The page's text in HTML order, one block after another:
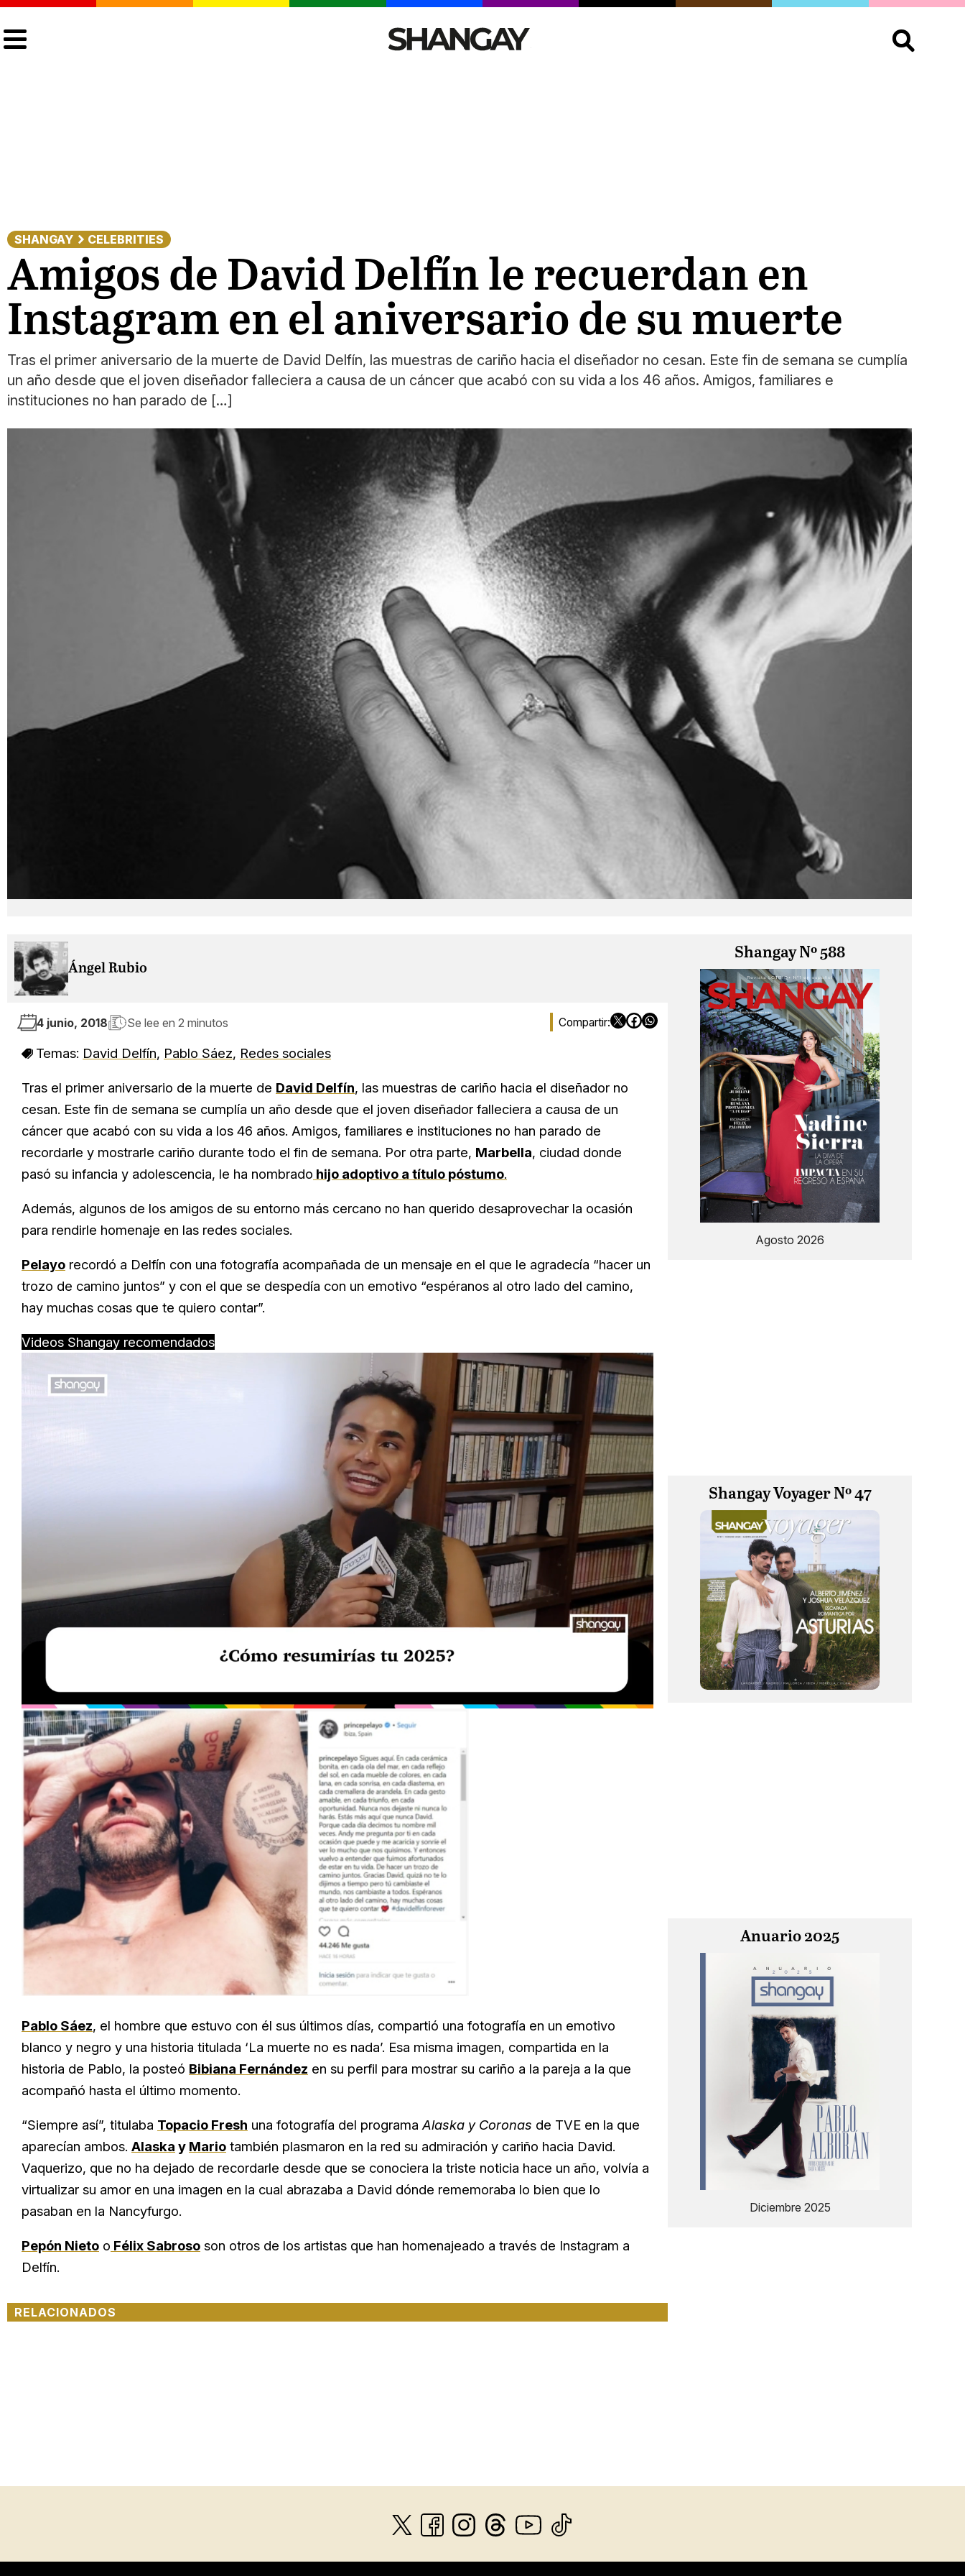
Buscar:
SHANGAY CELEBRITIES
Amigos de David Delfín le recuerdan en
Instagram en el aniversario de su muerte
Tras el primer aniversario de la muerte de David Delfín, las muestras de cariño hacia el diseñador no cesan. Este fin de semana se cumplía
un año desde que el joven diseñador falleciera a causa de un cáncer que acabó con su vida a los 46 años. Amigos, familiares e
instituciones no han parado de […]
Ángel Rubio
4 junio, 2018 Se lee en 2 minutos
Temas: David Delfín, Pablo Sáez, Redes sociales
Tras el primer aniversario de la muerte de David Delfín, las muestras de cariño hacia el diseñador no
cesan. Este fin de semana se cumplía un año desde que el joven diseñador falleciera a causa de un
cáncer que acabó con su vida a los 46 años. Amigos, familiares e instituciones no han parado de
recordarle y mostrarle cariño durante todo el fin de semana. Por otra parte, Marbella, ciudad donde
pasó su infancia y adolescencia, le ha nombrado hijo adoptivo a título póstumo.
Además, algunos de los amigos de su entorno más cercano no han querido desaprovechar la ocasión
para rendirle homenaje en las redes sociales.
Pelayo recordó a Delfín con una fotografía acompañada de un mensaje en el que le agradecía “hacer un
trozo de camino juntos” y con el que se despedía con un emotivo “espéranos al otro lado del camino,
hay muchas cosas que te quiero contar”.
Videos Shangay recomendados
40.09%
Pablo Sáez, el hombre que estuvo con él sus últimos días, compartió una fotografía en un emotivo
blanco y negro y una historia titulada ‘La muerte no es nada’. Esa misma imagen, compartida en la
historia de Pablo, la posteó Bibiana Fernández en su perfil para mostrar su cariño a la pareja a la que
acompañó hasta el último momento.
“Siempre así”, titulaba Topacio Fresh una fotografía del programaAlaska y Coronas de TVE en la que
aparecían ambos. Alaska y Mario también plasmaron en la red su admiración y cariño hacia David.
Vaquerizo, que no ha dejado de recordarle desde que se conociera la triste noticia hace un año, volvía a
virtualizar su amor en una imagen en la cual abrazaba a David dónde rememoraba lo bien que lo
pasaban en la Nancyfurgo.
Pepón Nieto o Félix Sabroso son otros de los artistas que han homenajeado a través de Instagram a
Delfín.
RELACIONADOS
Shangay Nº 588
Agosto 2026
Shangay Voyager Nº 47
Anuario 2025
Diciembre 2025